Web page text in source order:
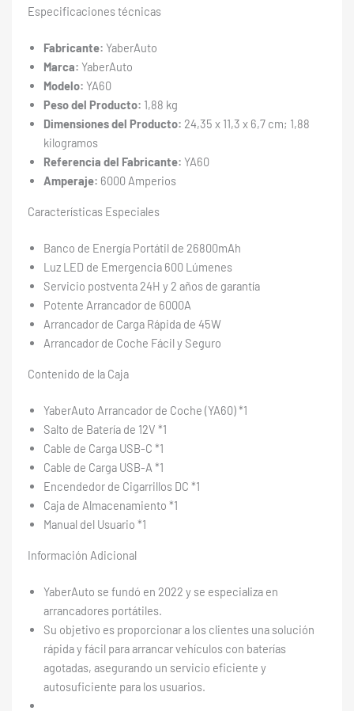
Especificaciones técnicas
Fabricante: YaberAuto
Marca: YaberAuto
Modelo: YA60
Peso del Producto: 1,88 kg
Dimensiones del Producto: 24,35 x 11,3 x 6,7 cm; 1,88
kilogramos
Referencia del Fabricante: YA60
Amperaje: 6000 Amperios
Características Especiales
Banco de Energía Portátil de 26800mAh
Luz LED de Emergencia 600 Lúmenes
Servicio postventa 24H y 2 años de garantía
Potente Arrancador de 6000A
Arrancador de Carga Rápida de 45W
Arrancador de Coche Fácil y Seguro
Contenido de la Caja
YaberAuto Arrancador de Coche (YA60) *1
Salto de Batería de 12V *1
Cable de Carga USB-C *1
Cable de Carga USB-A *1
Encendedor de Cigarrillos DC *1
Caja de Almacenamiento *1
Manual del Usuario *1
Información Adicional
YaberAuto se fundó en 2022 y se especializa en
arrancadores portátiles.
Su objetivo es proporcionar a los clientes una solución
rápida y fácil para arrancar vehículos con baterías
agotadas, asegurando un servicio eficiente y
autosuficiente para los usuarios.